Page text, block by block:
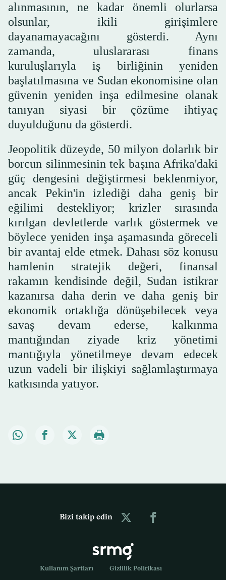
alınmasının, ne kadar önemli olurlarsa
olsunlar, ikili girişimlere
dayanamayacağını gösterdi. Aynı
zamanda, uluslararası finans
kuruluşlarıyla iş birliğinin yeniden
başlatılmasına ve Sudan ekonomisine olan
güvenin yeniden inşa edilmesine olanak
tanıyan siyasi bir çözüme ihtiyaç
duyulduğunu da gösterdi.
Jeopolitik düzeyde, 50 milyon dolarlık bir
borcun silinmesinin tek başına Afrika'daki
güç dengesini değiştirmesi beklenmiyor,
ancak Pekin'in izlediği daha geniş bir
eğilimi destekliyor; krizler sırasında
kırılgan devletlerde varlık göstermek ve
böylece yeniden inşa aşamasında göreceli
bir avantaj elde etmek. Dahası söz konusu
hamlenin stratejik değeri, finansal
rakamın kendisinde değil, Sudan istikrar
kazanırsa daha derin ve daha geniş bir
ekonomik ortaklığa dönüşebilecek veya
savaş devam ederse, kalkınma
mantığından ziyade kriz yönetimi
mantığıyla yönetilmeye devam edecek
uzun vadeli bir ilişkiyi sağlamlaştırmaya
katkısında yatıyor.
Bizi takip edin
Kullanım Şartları Gizlilik Politikası